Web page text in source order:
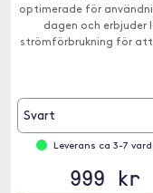
optimerade för
dagen och erbjuder
strömförbrukning för
Svart
Leverans ca 3-7
999 kr